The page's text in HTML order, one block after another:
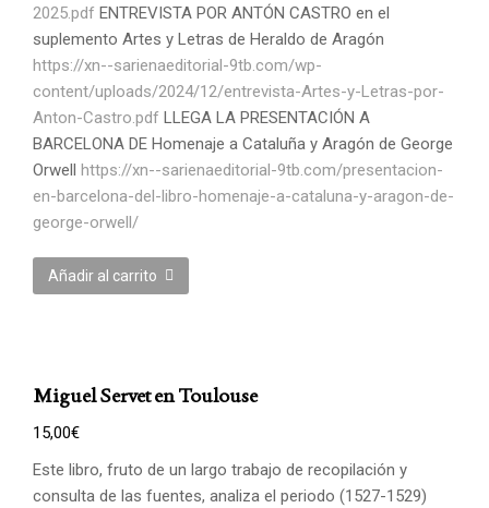
2025.pdf ENTREVISTA POR ANTÓN CASTRO en el
suplemento Artes y Letras de Heraldo de Aragón
https://xn--sarienaeditorial-9tb.com/wp-
content/uploads/2024/12/entrevista-Artes-y-Letras-por-
Anton-Castro.pdf LLEGA LA PRESENTACIÓN A
BARCELONA DE Homenaje a Cataluña y Aragón de George
Orwell https://xn--sarienaeditorial-9tb.com/presentacion-
en-barcelona-del-libro-homenaje-a-cataluna-y-aragon-de-
george-orwell/
Añadir al carrito
Miguel Servet en Toulouse
15,00€
Este libro, fruto de un largo trabajo de recopilación y
consulta de las fuentes, analiza el periodo (1527-1529)